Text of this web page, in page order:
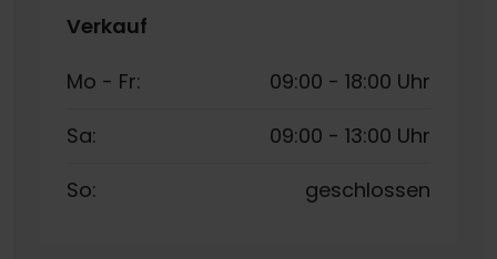
Verkauf
Mo - Fr:
09:00 - 18:00 Uhr
Sa:
09:00 - 13:00 Uhr
So:
geschlossen